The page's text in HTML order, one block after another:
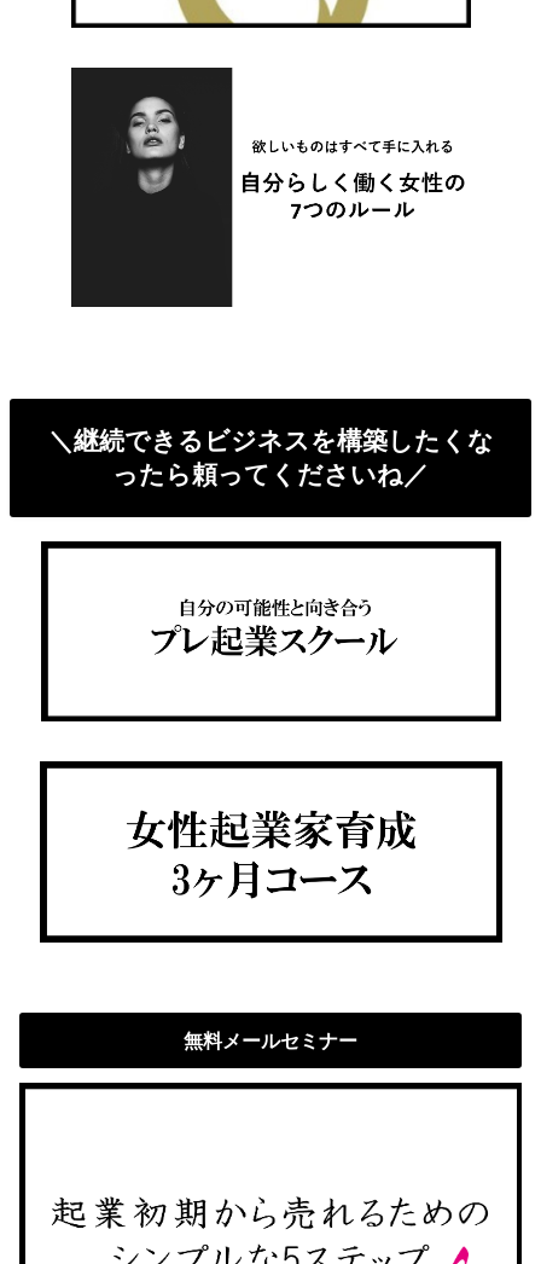
＼継続できるビジネスを構築したくな
ったら頼ってくださいね／
無料メールセミナー